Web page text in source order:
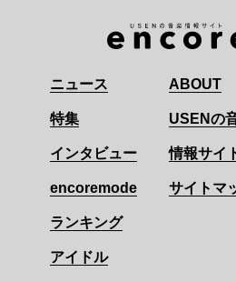
ニュース
特集
インタビュー
encoremode
ランキング
アイドル
ABOUT
USENの
情報サイ
サイトマ